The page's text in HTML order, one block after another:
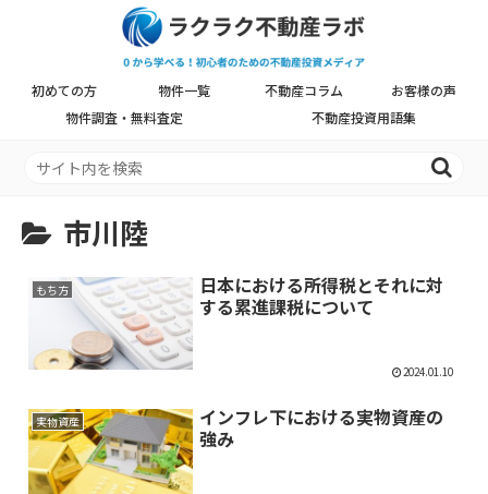
初めての方 物件一覧 不動産コラム
お客様の声
物件調査・無料査定
不動産投資用語集
市川陸
もち方
日本における所得税とそれに対
する累進課税について
2024.01.10
実物資産
インフレ下における実物資産の
強み